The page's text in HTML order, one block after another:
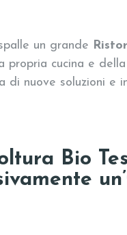
un grande
propria cucina e
di nuove soluzioni
Bio